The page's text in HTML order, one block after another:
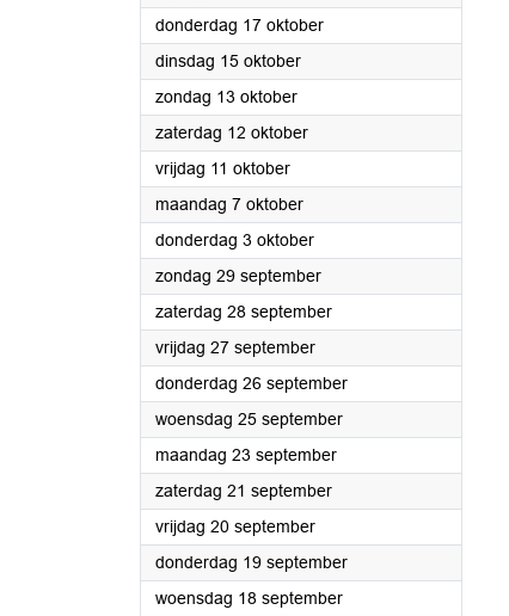
donderdag 17 oktober2024
dinsdag 15 oktober2024
zondag 13 oktober2024
zaterdag 12 oktober2024
vrijdag 11 oktober2024
maandag 7 oktober2024
donderdag 3 oktober2024
zondag 29 september2024
zaterdag 28 september2024
vrijdag 27 september2024
donderdag 26 september2024
woensdag 25 september2024
maandag 23 september2024
zaterdag 21 september2024
vrijdag 20 september2024
donderdag 19 september2024
woensdag 18 september2024